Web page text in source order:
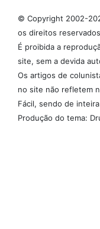
© Copyright 2002-
os direitos
É proibida a
site, sem a devida
Os artigos de
no site não refletem
Fácil, sendo de
Produção do tema: